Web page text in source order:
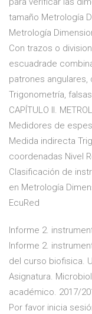
tamaño Metrología
Metrología
Con trazos o
escuadrade
patrones
Trigonometría,
CAPÍTULO II.
Medidores de
Medida indirecta
coordenadas Nivel
Clasificación de
en Metrología
EcuRed
Informe 2.
Informe 2.
del curso biofisica.
Asignatura.
académico. 2017/
Por favor inicia